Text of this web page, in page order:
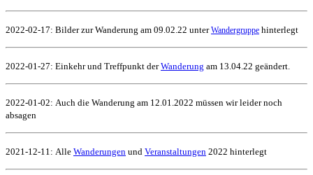
2022-02-17: Bilder zur Wanderung am 09.02.22 unterWandergruppe hinterlegt
2022-01-27: Einkehr und Treffpunkt derWanderung am 13.04.22 geändert.
2022-01-02: Auch die Wanderung am 12.01.2022 müssen wir leider noch
absagen
2021-12-11: Alle Wanderungen und Veranstaltungen 2022 hinterlegt